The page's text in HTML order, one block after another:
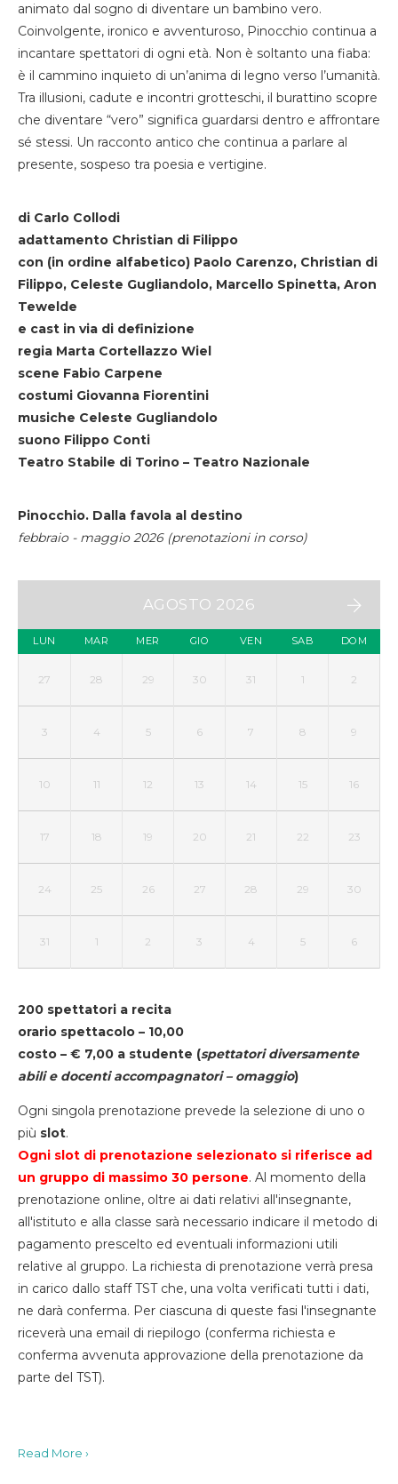
animato dal sogno di diventare un bambino vero.
Coinvolgente, ironico e avventuroso, Pinocchio continua a
incantare spettatori di ogni età. Non è soltanto una fiaba:
è il cammino inquieto di un’anima di legno verso l’umanità.
Tra illusioni, cadute e incontri grotteschi, il burattino scopre
che diventare “vero” significa guardarsi dentro e affrontare
sé stessi. Un racconto antico che continua a parlare al
presente, sospeso tra poesia e vertigine.
di Carlo Collodi
adattamento Christian di Filippo
con (in ordine alfabetico) Paolo Carenzo, Christian di
Filippo, Celeste Gugliandolo, Marcello Spinetta, Aron
Tewelde
e cast in via di definizione
regia Marta Cortellazzo Wiel
scene Fabio Carpene
costumi Giovanna Fiorentini
musiche Celeste Gugliandolo
suono Filippo Conti
Teatro Stabile di Torino – Teatro Nazionale
Pinocchio. Dalla favola al destino
febbraio - maggio 2026 (prenotazioni in corso)
AGOSTO 2026
LUN MAR MER GIO VEN SAB DOM
27 28 29 30 31 1 2
3 4 5 6 7 8 9
10 11 12 13 14 15 16
17 18 19 20 21 22 23
24 25 26 27 28 29 30
31 1 2 3 4 5 6
200 spettatori a recita
orario spettacolo – 10,00
costo – € 7,00 a studente (spettatori diversamente
abili e docenti accompagnatori – omaggio)
Ogni singola prenotazione prevede la selezione di uno o
più slot.
Ogni slot di prenotazione selezionato si riferisce ad
un gruppo di massimo 30 persone. Al momento della
prenotazione online, oltre ai dati relativi all'insegnante,
all'istituto e alla classe sarà necessario indicare il metodo di
pagamento prescelto ed eventuali informazioni utili
relative al gruppo. La richiesta di prenotazione verrà presa
in carico dallo staff TST che, una volta verificati tutti i dati,
ne darà conferma. Per ciascuna di queste fasi l'insegnante
riceverà una email di riepilogo (conferma richiesta e
conferma avvenuta approvazione della prenotazione da
parte del TST).
Read More ›